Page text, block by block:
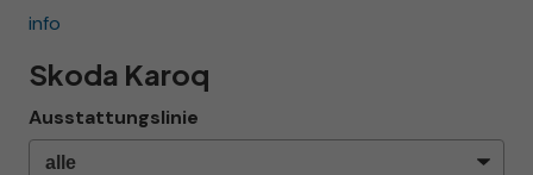
info
Skoda Karoq
Ausstattungslinie